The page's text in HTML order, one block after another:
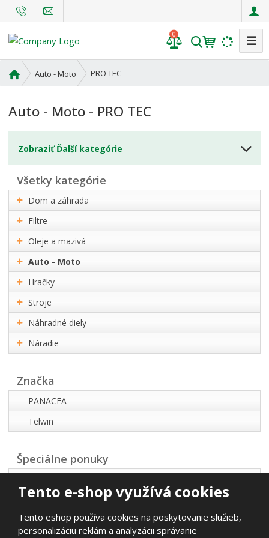
Tento e-shop využívá cookies
Tento eshop používa cookies na poskytovanie služieb,
personalizáciu reklám a analyzácii správanie
V
a
0 ☰
v
d
s
t
r
a
n
a
Auto - Moto PRO TEC
Auto - Moto - PRO TEC
Zobraziť Ďalší kategórie
všetky kategórie
Dom a záhrada
Filtre
Oleje a mazivá
Auto - Moto
Hračky
Stroje
Náhradné diely
Náradie
Značka
PANACEA
Telwin
Špeciálne ponuky
Najpredávanejšie
Novinky